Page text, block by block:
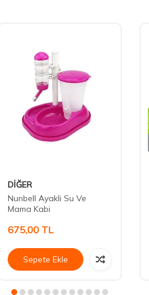
DİĞER
Nunbell Ayakli Su Ve
Mama Kabi
675,00 TL
Sepete Ekle